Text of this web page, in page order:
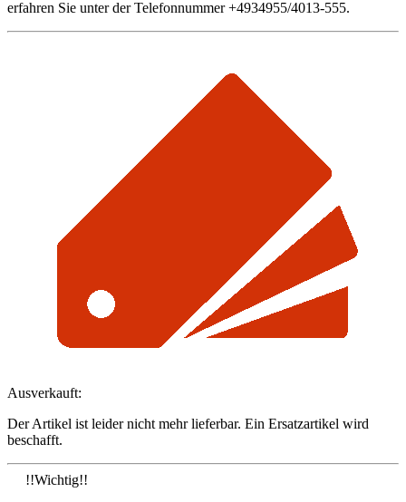
erfahren Sie unter der Telefonnummer +4934955/4013-555.
Ausverkauft:
Der Artikel ist leider nicht mehr lieferbar. Ein Ersatzartikel wird
beschafft.
!!Wichtig!!